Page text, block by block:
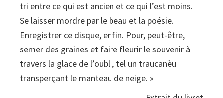
tri entre ce qui est ancien et ce qui l’est moins.
Se laisser mordre par le beau et la poésie.
Enregistrer ce disque, enfin. Pour, peut-être,
semer des graines et faire fleurir le souvenir à
travers la glace de l’oubli, tel un traucanèu
transperçant le manteau de neige. »